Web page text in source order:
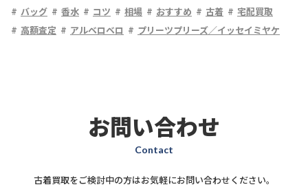
バッグ
香水 コツ 相場 おすすめ 古着
宅配買取
高額査定
アルベロベロ プリーツプリーズ／イッセイミヤケ
お問い合わせ
Contact
古着買取をご検討中の方はお気軽にお問い合わせください。